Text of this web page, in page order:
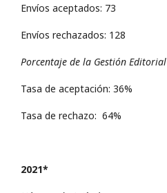
Envíos aceptados: 73
Envíos rechazados: 128
Porcentaje de la Gestión Editorial
Tasa de aceptación: 36%
Tasa de rechazo: 64%
2021*